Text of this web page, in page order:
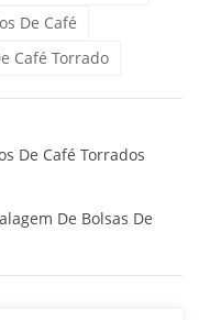
De Café
Café Torrado
De Café Torrados
De Bolsas De